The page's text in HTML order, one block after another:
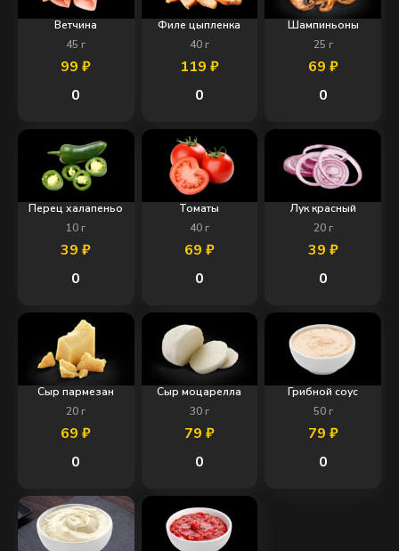
Ветчина
45 г
99₽
0
Филе цыпленка
40г
119 ₽
0
Шампиньоны
25 г
69 ₽
0
Перец халапеньо
10 г
39₽
0
Томаты
40г
69 ₽
0
Лук красный
20г
39 ₽
0
Сыр пармезан
20 г
69₽
0
Сыр моцарелла
30г
79 ₽
0
Грибной соус
50г
79 ₽
0